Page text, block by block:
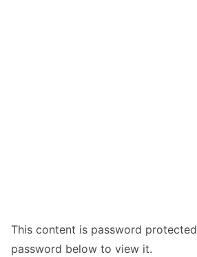
This content is password
password below to view it.